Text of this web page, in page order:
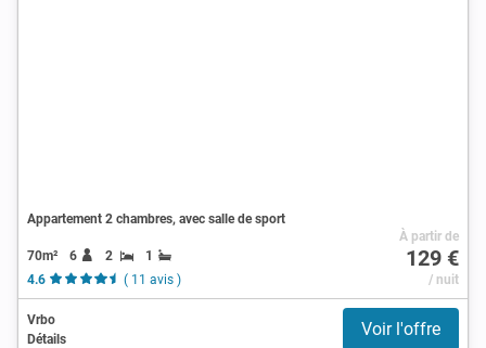
Appartement 2 chambres, avec salle de sport
70m² 6 2
1
4.6
( 11 avis )
À partir de
129 €
/ nuit
Vrbo
Détails
Voir l'offre